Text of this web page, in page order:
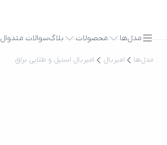
مدل‌ها محصولات بلاگسوالات متدوال
مدل‌ها امپریال امپریال استیل و طلایی براق